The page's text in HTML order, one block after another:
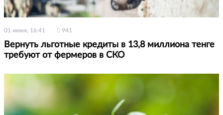
01 июня, 16:41 941
Вернуть льготные кредиты в 13,8 миллиона тенге
требуют от фермеров в СКО